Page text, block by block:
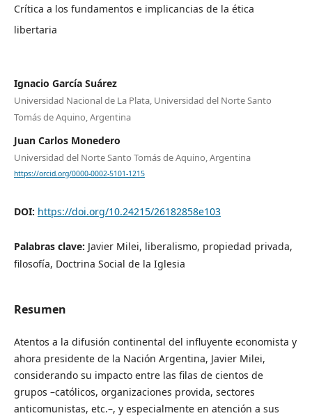
Crítica a los fundamentos e implicancias de la ética
libertaria
Ignacio García Suárez
Universidad Nacional de La Plata, Universidad del Norte Santo
Tomás de Aquino, Argentina
Juan Carlos Monedero
Universidad del Norte Santo Tomás de Aquino, Argentina
https://orcid.org/0000-0002-5101-1215
DOI: https://doi.org/10.24215/26182858e103
Palabras clave: Javier Milei, liberalismo, propiedad privada,
filosofía, Doctrina Social de la Iglesia
Resumen
Atentos a la difusión continental del influyente economista y
ahora presidente de la Nación Argentina, Javier Milei,
considerando su impacto entre las filas de cientos de
grupos –católicos, organizaciones provida, sectores
anticomunistas, etc.–, y especialmente en atención a sus